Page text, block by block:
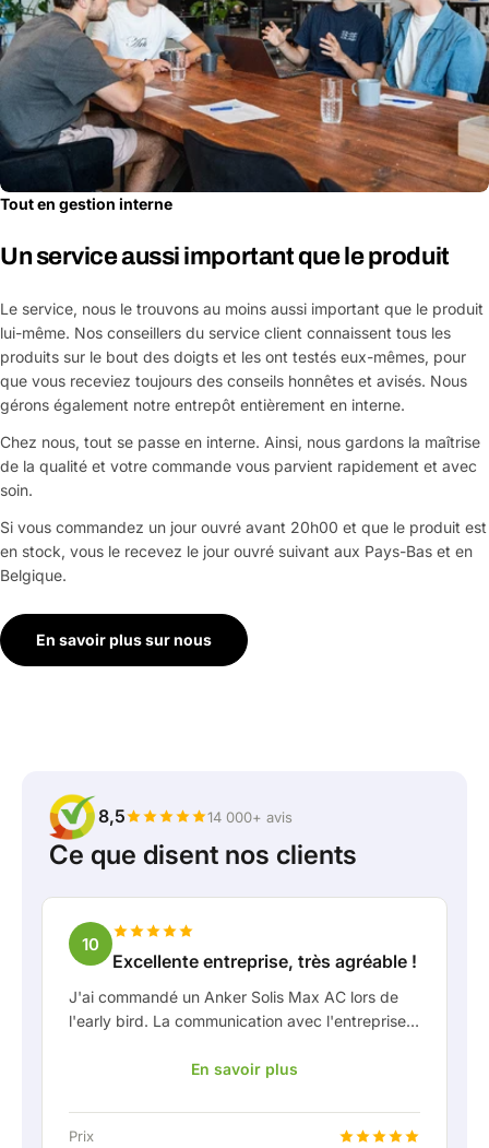
Tout en gestion interne
Un service aussi important que le produit
Le service, nous le trouvons au moins aussi important que le produit
lui-même. Nos conseillers du service client connaissent tous les
produits sur le bout des doigts et les ont testés eux-mêmes, pour
que vous receviez toujours des conseils honnêtes et avisés. Nous
gérons également notre entrepôt entièrement en interne.
Chez nous, tout se passe en interne. Ainsi, nous gardons la maîtrise
de la qualité et votre commande vous parvient rapidement et avec
soin.
Si vous commandez un jour ouvré avant 20h00 et que le produit est
en stock, vous le recevez le jour ouvré suivant aux Pays-Bas et en
Belgique.
En savoir plus sur nous
8,5 14 000+ avis
Ce que disent nos clients
10
Excellente entreprise, très agréable !
J'ai commandé un Anker Solis Max AC lors de
l'early bird. La communication avec l'entreprise,
en tant que client. Rico m'a tenu bien informé de
partagée. Après avoir convenu de la livraison, on
m'a même proposé gratuitement une connexion
En savoir plus
Prix